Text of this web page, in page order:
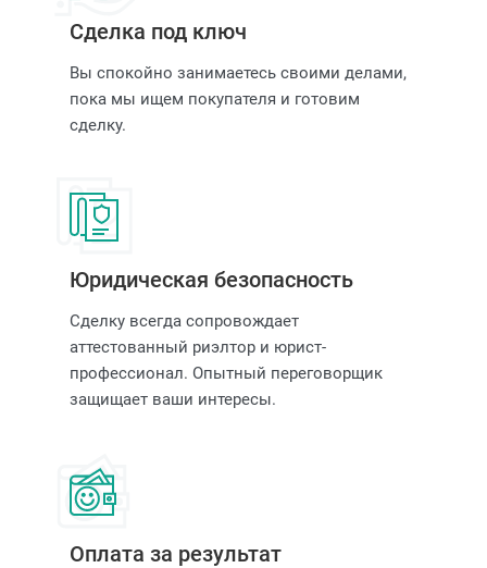
Сделка под ключ
Вы спокойно занимаетесь своими делами,
пока мы ищем покупателя и готовим
сделку.
Юридическая безопасность
Сделку всегда сопровождает
аттестованный риэлтор и юрист-
профессионал. Опытный переговорщик
защищает ваши интересы.
Оплата за результат